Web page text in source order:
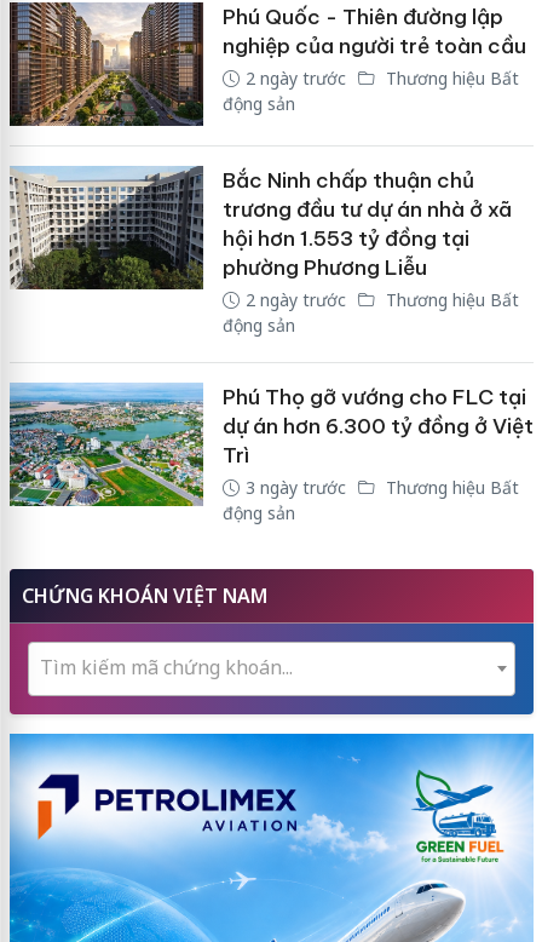
Phú Quốc - Thiên đường lập
nghiệp của người trẻ toàn cầu
2 ngày trước
Thương hiệu Bất
động sản
Bắc Ninh chấp thuận chủ
trương đầu tư dự án nhà ở xã
hội hơn 1.553 tỷ đồng tại
phường Phương Liễu
2 ngày trước
Thương hiệu Bất
động sản
Phú Thọ gỡ vướng cho FLC tại
dự án hơn 6.300 tỷ đồng ở Việt
Trì
3 ngày trước
Thương hiệu Bất
động sản
CHỨNG KHOÁN VIỆT NAM
Tìm kiếm mã chứng khoán...